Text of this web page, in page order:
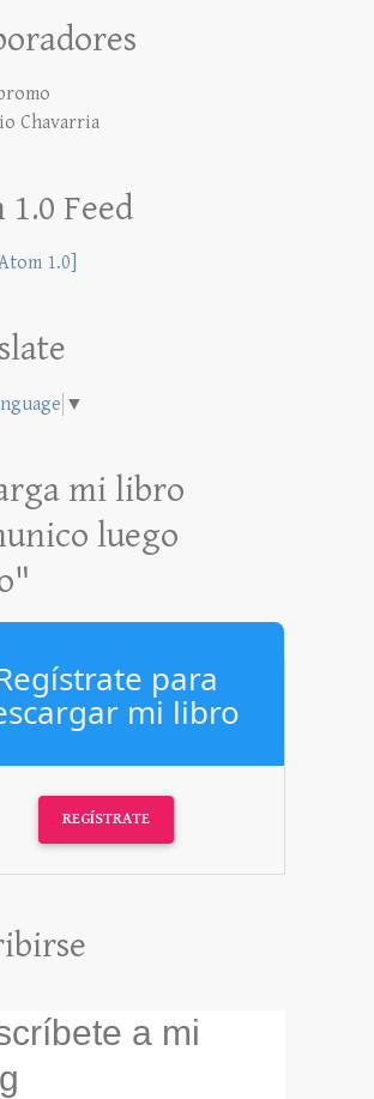
Chavarria
Feed
▼
mi libro
luego
para
mi libro
REGÍSTRATE
a mi